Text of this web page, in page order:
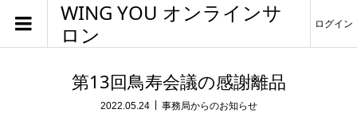
WING YOU オンラインサ
ロン
ログイン
第13回鳥寿会議の感謝離品
2022.05.24 事務局からのお知らせ